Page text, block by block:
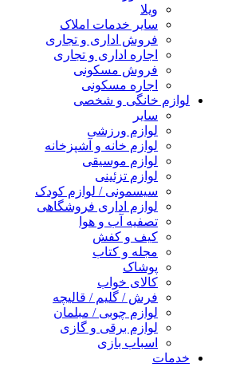
ویلا
سایر خدمات املاک
فروش اداری و تجاری
اجاره اداری و تجاری
فروش مسکونی
اجاره مسکونی
لوازم خانگی و شخصی
سایر
لوازم ورزشی
لوازم خانه و آشپزخانه
لوازم موسیقی
لوازم تزئینی
سیسمونی / لوازم کودک
لوازم اداری فروشگاهی
تصفیه آب و هوا
کیف و کفش
مجله و کتاب
پوشاک
کالای خواب
فرش / گلیم / قالیچه
لوازم چوبی / مبلمان
لوازم برقی و گازی
اسباب بازی
خدمات